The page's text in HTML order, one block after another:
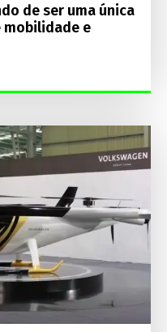
de ser uma única
mobilidade e